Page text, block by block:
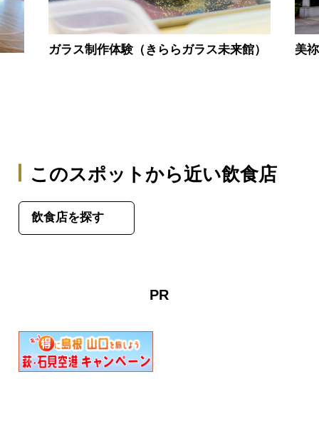
ガラス制作体験（きららガラス未来館） 美
このスポットから近い飲食店
飲食店を探す
PR